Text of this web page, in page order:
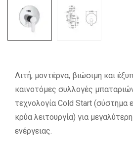
Λιτή, μοντέρνα, βιώσιμη και
καινοτόμες συλλογές
τεχνολογία Cold Start (σύστημα
κρύα λειτουργία) για
ενέργειας.